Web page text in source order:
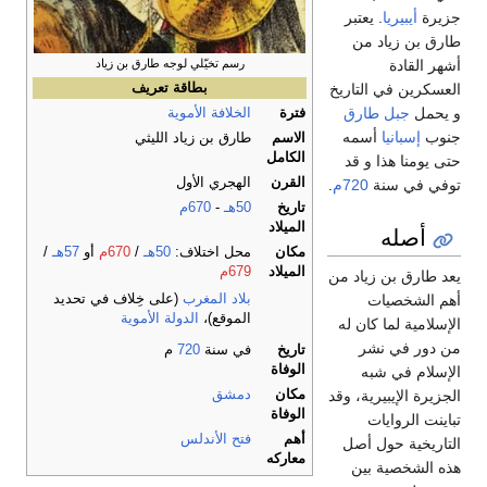
رسم تخيّلي لوجه طارق بن زياد
فترة
الخلافة الأموية
الاسم
الكامل
طارق بن زياد الليثي
القرن
الهجري الأول
-670م
مكان
الميلاد
محل اختلاف:50هـ /670م أو57هـ
/
(على خِلاف في تحديد
الدولة الأموية
تاريخ
الوفاة
في سنة م
مكان
دمشق
أهم
فتح الأندلس
. يعتبر
زياد من
في التاريخ
جبل طارق
أسمه
هذا و قد
سنة720م .
بن زياد من
لما كان له
في نشر
في شبه
وقد
حول أصل
بين